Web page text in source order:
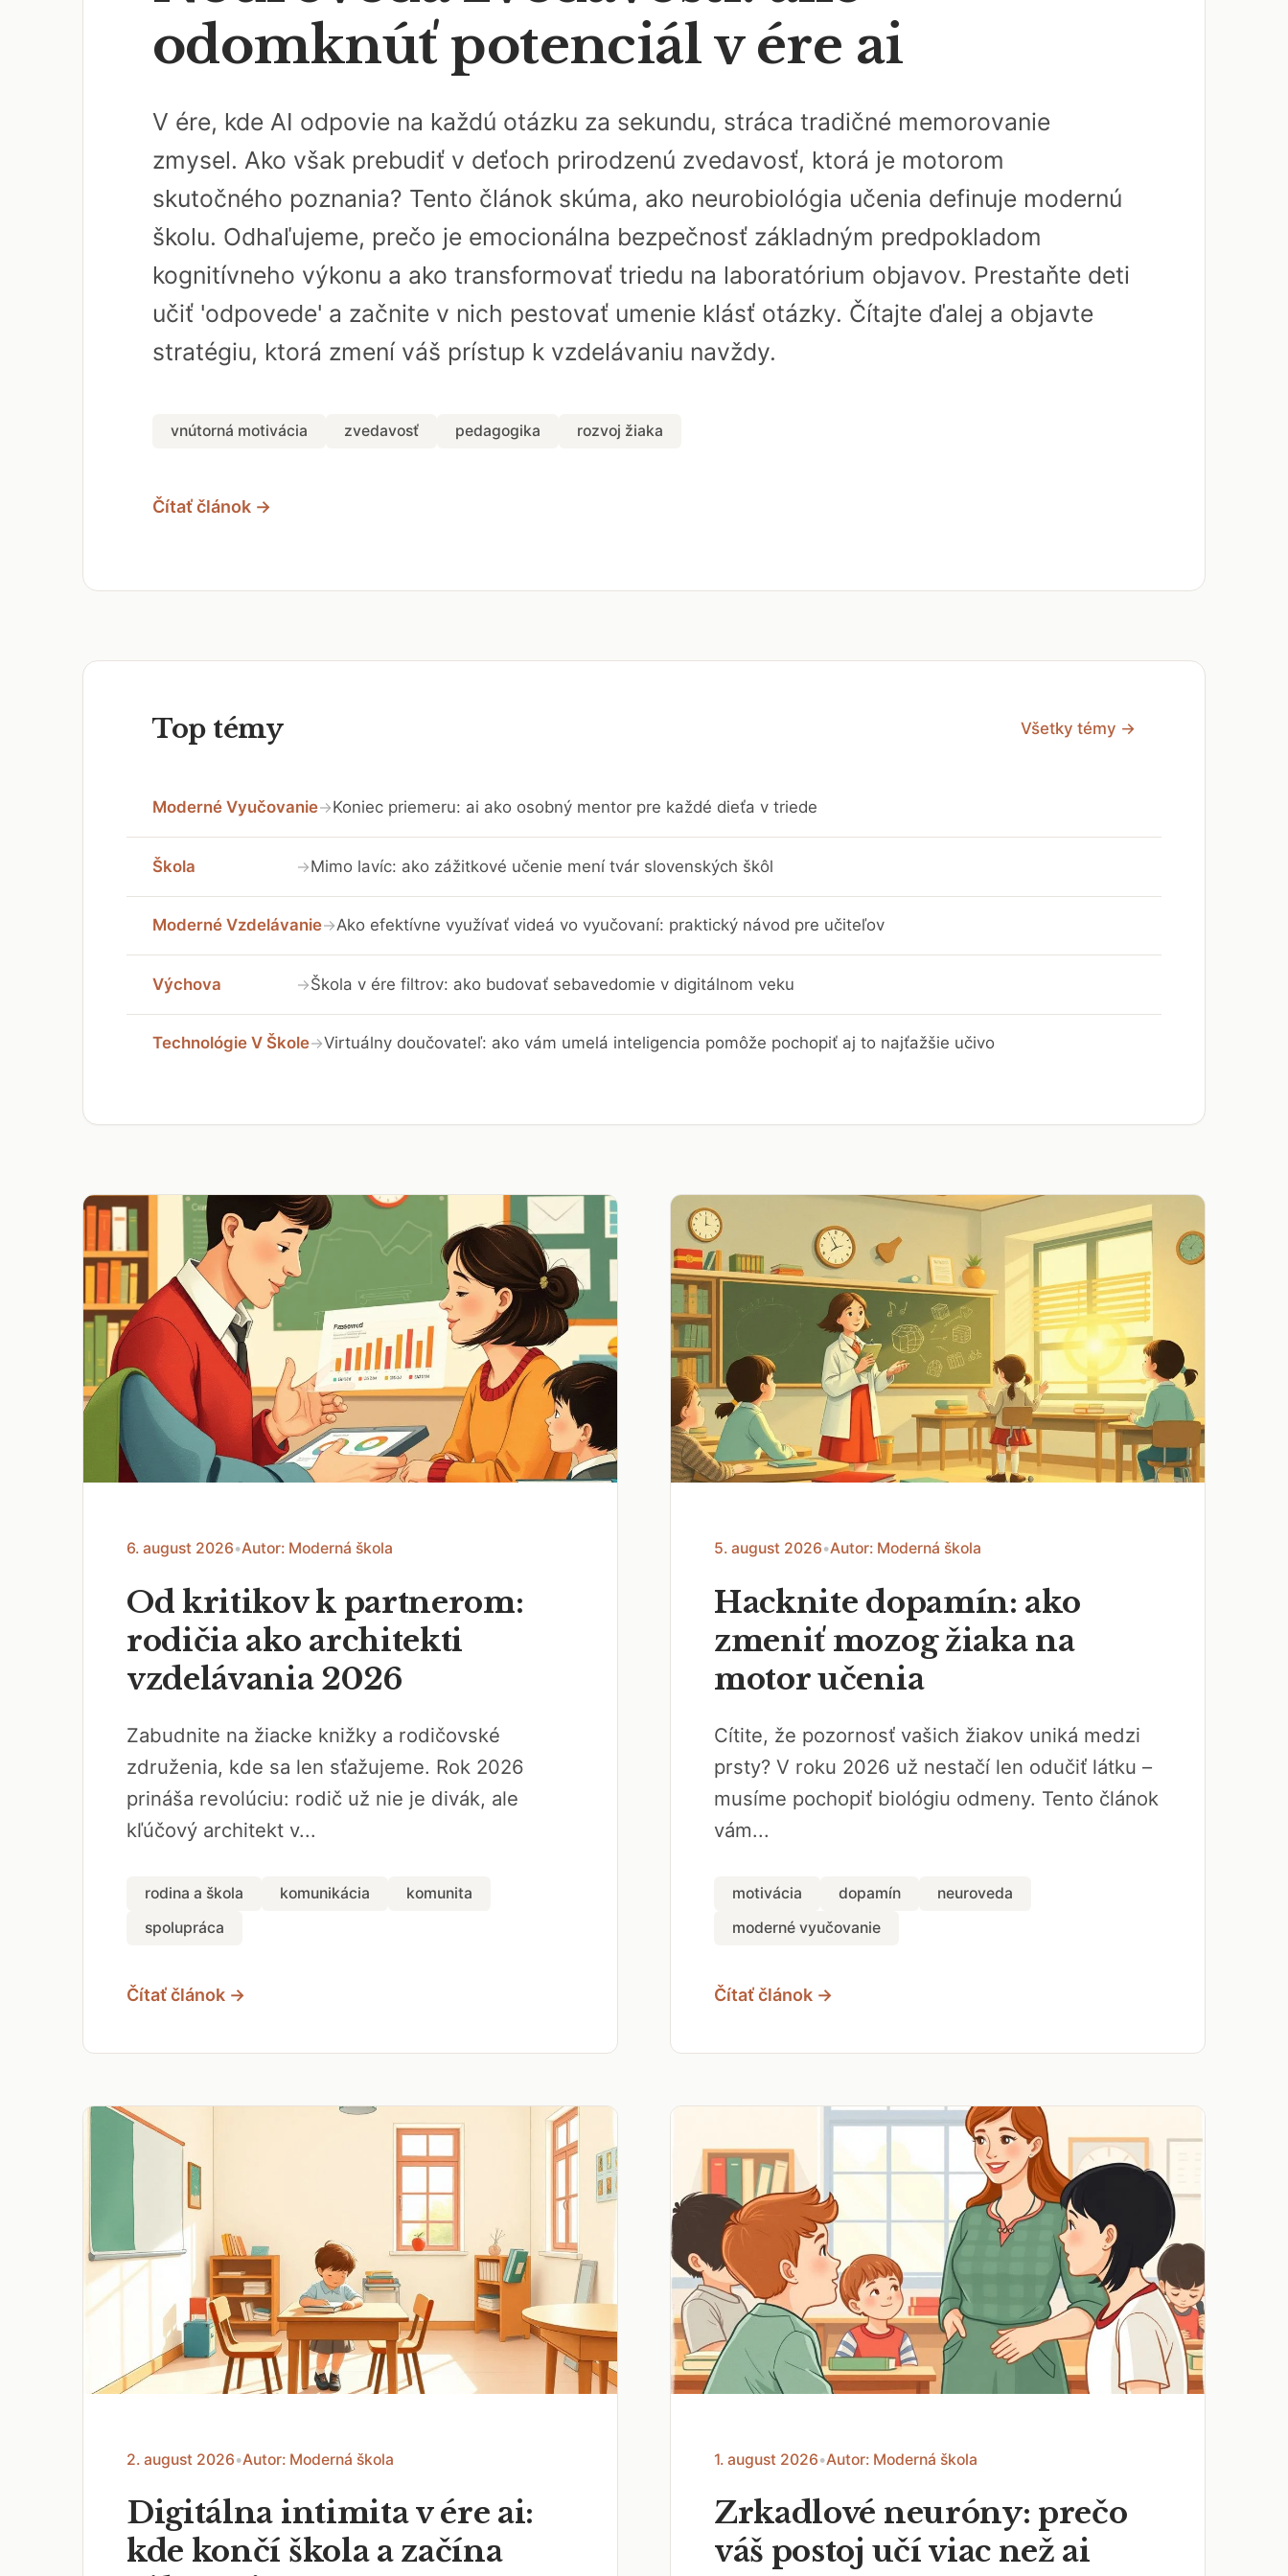
odomknúť potenciál v ére ai
V ére, kde AI odpovie na každú otázku za sekundu, stráca tradičné memorovanie
zmysel. Ako však prebudiť v deťoch prirodzenú zvedavosť, ktorá je motorom
skutočného poznania? Tento článok skúma, ako neurobiológia učenia definuje modernú
školu. Odhaľujeme, prečo je emocionálna bezpečnosť základným predpokladom
kognitívneho výkonu a ako transformovať triedu na laboratórium objavov. Prestaňte deti
učiť 'odpovede' a začnite v nich pestovať umenie klásť otázky. Čítajte ďalej a objavte
stratégiu, ktorá zmení váš prístup k vzdelávaniu navždy.
vnútorná motivácia zvedavosť pedagogika rozvoj žiaka
Čítať článok →
Top témy Všetky témy →
Moderné Vyučovanie→Koniec priemeru: ai ako osobný mentor pre každé dieťa v triede
Škola →Mimo lavíc: ako zážitkové učenie mení tvár slovenských škôl
Moderné Vzdelávanie→Ako efektívne využívať videá vo vyučovaní: praktický návod pre učiteľov
Výchova →Škola v ére filtrov: ako budovať sebavedomie v digitálnom veku
Technológie V Škole→Virtuálny doučovateľ: ako vám umelá inteligencia pomôže pochopiť aj to najťažšie učivo
6. august 2026•Autor: Moderná škola
Od kritikov k partnerom:
rodičia ako architekti
vzdelávania 2026
Zabudnite na žiacke knižky a rodičovské
združenia, kde sa len sťažujeme. Rok 2026
prináša revolúciu: rodič už nie je divák, ale
kľúčový architekt v...
rodina a škola komunikácia
komunita
spolupráca
Čítať článok →
5. august 2026•Autor: Moderná škola
Hacknite dopamín: ako
zmeniť mozog žiaka na
motor učenia
Cítite, že pozornosť vašich žiakov uniká medzi
prsty? V roku 2026 už nestačí len odučiť látku –
musíme pochopiť biológiu odmeny. Tento článok
vám...
motivácia dopamín
neuroveda
moderné vyučovanie
Čítať článok →
2. august 2026•Autor: Moderná škola
Digitálna intimita v ére ai:
kde končí škola a začína
1. august 2026•Autor: Moderná škola
Zrkadlové neuróny: prečo
váš postoj učí viac než ai